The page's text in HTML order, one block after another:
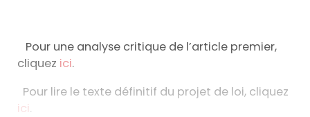
Pour une analyse critique de l’article premier,
cliquez ici.
Pour lire le texte définitif du projet de loi, cliquez
ici.